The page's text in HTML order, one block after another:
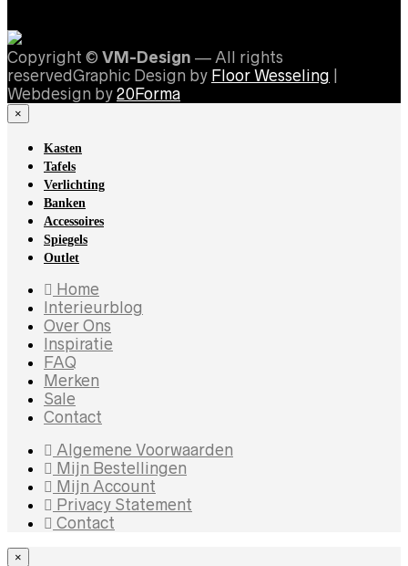
Copyright © VM-Design — All rights
reservedGraphic Design by Floor Wesseling
Webdesign by 20Forma
×
Kasten
Tafels
Verlichting
Banken
Accessoires
Spiegels
Outlet
Home
Interieurblog
Over Ons
Inspiratie
FAQ
Merken
Sale
Contact
Algemene Voorwaarden
Mijn Bestellingen
Mijn Account
Privacy Statement
Contact
×